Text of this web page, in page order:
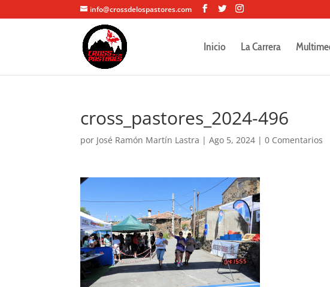
info@crossdelospastores.com
Inicio La Carrera
cross_pastores_2024-496
por José Ramón Martín Lastra |Ago 5, 2024 |0 Comentarios